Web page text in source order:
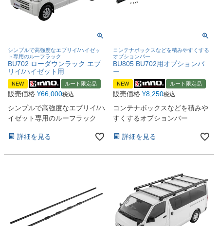
シンプルで高強度なエブリイ/ハイゼッ
ト専用のルーフラック
BU702 ローダウンラック エブ
リイ/ハイゼット用
NEW ルート限定品
販売価格 ¥66,000税込
シンプルで高強度なエブリイ/ハ
イゼット専用のルーフラック
詳細を見る
コンテナボックスなどを積みやすくする
オプションバー
BU805 BU702用オプションバ
ー
NEW ルート限定品
販売価格 ¥8,250税込
コンテナボックスなどを積みや
すくするオプションバー
詳細を見る